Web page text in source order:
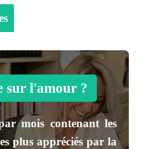
sur l'amour ?
mois contenant les
plus appréciés par la